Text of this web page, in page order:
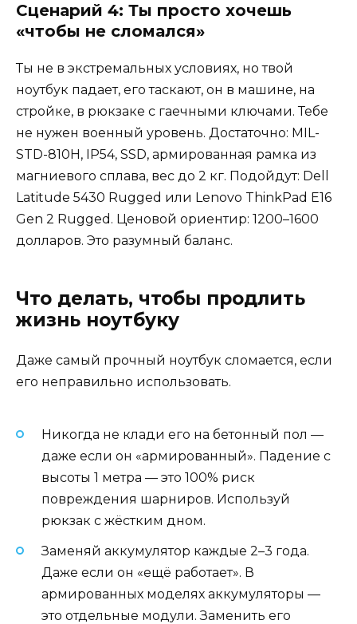
Сценарий 4: Ты просто хочешь
«чтобы не сломался»
Ты не в экстремальных условиях, но твой
ноутбук падает, его таскают, он в машине, на
стройке, в рюкзаке с гаечными ключами. Тебе
не нужен военный уровень. Достаточно: MIL-
STD-810H, IP54, SSD, армированная рамка из
магниевого сплава, вес до 2 кг. Подойдут: Dell
Latitude 5430 Rugged или Lenovo ThinkPad E16
Gen 2 Rugged. Ценовой ориентир: 1200–1600
долларов. Это разумный баланс.
Что делать, чтобы продлить
жизнь ноутбуку
Даже самый прочный ноутбук сломается, если
его неправильно использовать.
Никогда не клади его на бетонный пол —
даже если он «армированный». Падение с
высоты 1 метра — это 100% риск
повреждения шарниров. Используй
рюкзак с жёстким дном.
Заменяй аккумулятор каждые 2–3 года.
Даже если он «ещё работает». В
армированных моделях аккумуляторы —
это отдельные модули. Заменить его